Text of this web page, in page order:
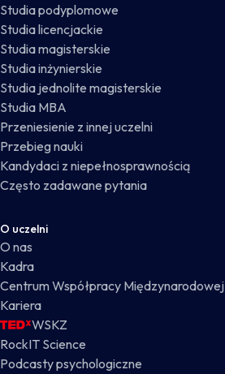
Studia podyplomowe
Studia licencjackie
Studia magisterskie
Studia inżynierskie
Studia jednolite magisterskie
Studia MBA
Przeniesienie z innej uczelni
Przebieg nauki
Kandydaci z niepełnosprawnością
Często zadawane pytania
O uczelni
O nas
Kadra
Centrum Współpracy Międzynarodowej
Kariera
WSKZ
RockIT Science
Podcasty psychologiczne